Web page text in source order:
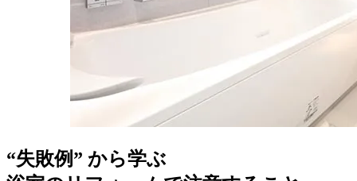
“失敗例” から学ぶ